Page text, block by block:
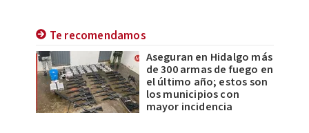
Te recomendamos
Aseguran en Hidalgo más
de 300 armas de fuego en
el último año; estos son
los municipios con
mayor incidencia